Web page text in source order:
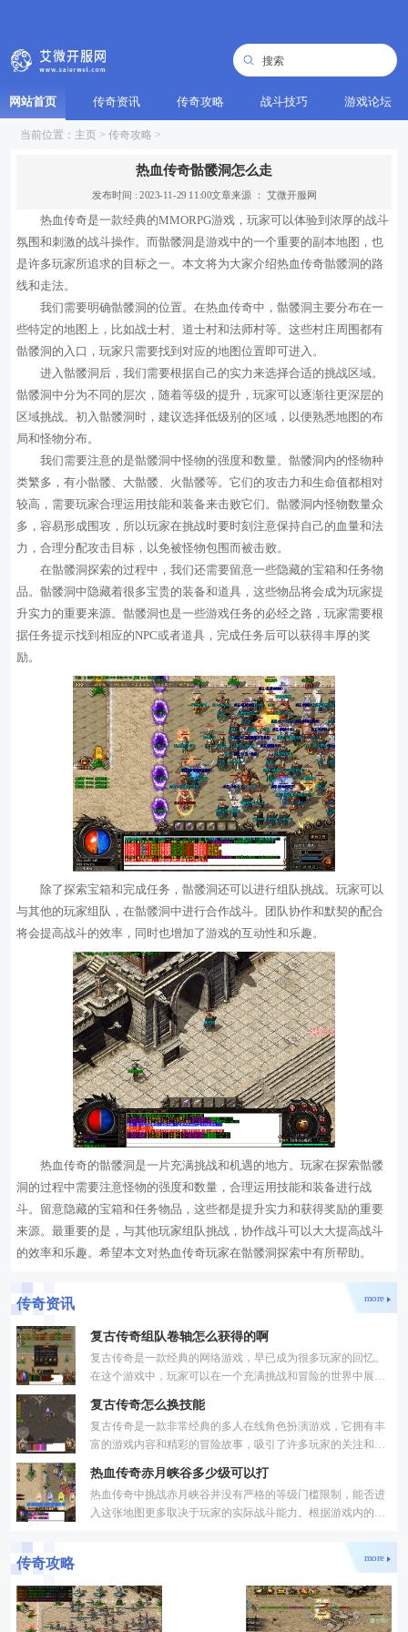
网站首页 传奇资讯 传奇攻略 战斗技巧 游戏论坛
当前位置： 主页 > 传奇攻略 >
热血传奇骷髅洞怎么走
发布时间 : 2023-11-29 11:00文章来源 ： 艾微开服网
热血传奇是一款经典的MMORPG游戏，玩家可以体验到浓厚的战斗
氛围和刺激的战斗操作。而骷髅洞是游戏中的一个重要的副本地图，也
是许多玩家所追求的目标之一。本文将为大家介绍热血传奇骷髅洞的路
线和走法。
我们需要明确骷髅洞的位置。在热血传奇中，骷髅洞主要分布在一
些特定的地图上，比如战士村、道士村和法师村等。这些村庄周围都有
骷髅洞的入口，玩家只需要找到对应的地图位置即可进入。
进入骷髅洞后，我们需要根据自己的实力来选择合适的挑战区域。
骷髅洞中分为不同的层次，随着等级的提升，玩家可以逐渐往更深层的
区域挑战。初入骷髅洞时，建议选择低级别的区域，以便熟悉地图的布
局和怪物分布。
我们需要注意的是骷髅洞中怪物的强度和数量。骷髅洞内的怪物种
类繁多，有小骷髅、大骷髅、火骷髅等。它们的攻击力和生命值都相对
较高，需要玩家合理运用技能和装备来击败它们。骷髅洞内怪物数量众
多，容易形成围攻，所以玩家在挑战时要时刻注意保持自己的血量和法
力，合理分配攻击目标，以免被怪物包围而被击败。
在骷髅洞探索的过程中，我们还需要留意一些隐藏的宝箱和任务物
品。骷髅洞中隐藏着很多宝贵的装备和道具，这些物品将会成为玩家提
升实力的重要来源。骷髅洞也是一些游戏任务的必经之路，玩家需要根
据任务提示找到相应的NPC或者道具，完成任务后可以获得丰厚的奖
励。
除了探索宝箱和完成任务，骷髅洞还可以进行组队挑战。玩家可以
与其他的玩家组队，在骷髅洞中进行合作战斗。团队协作和默契的配合
将会提高战斗的效率，同时也增加了游戏的互动性和乐趣。
热血传奇的骷髅洞是一片充满挑战和机遇的地方。玩家在探索骷髅
洞的过程中需要注意怪物的强度和数量，合理运用技能和装备进行战
斗。留意隐藏的宝箱和任务物品，这些都是提升实力和获得奖励的重要
来源。最重要的是，与其他玩家组队挑战，协作战斗可以大大提高战斗
的效率和乐趣。希望本文对热血传奇玩家在骷髅洞探索中有所帮助。
传奇资讯 more
复古传奇组队卷轴怎么获得的啊
复古传奇是一款经典的网络游戏，早已成为很多玩家的回忆。
在这个游戏中，玩家可以在一个充满挑战和冒险的世界中展开
复古传奇怎么换技能
复古传奇是一款非常经典的多人在线角色扮演游戏，它拥有丰
富的游戏内容和精彩的冒险故事，吸引了许多玩家的关注和喜
热血传奇赤月峡谷多少级可以打
热血传奇中挑战赤月峡谷并没有严格的等级门槛限制，能否进
入这张地图更多取决于玩家的实际战斗能力。根据游戏内的挑
传奇攻略 more